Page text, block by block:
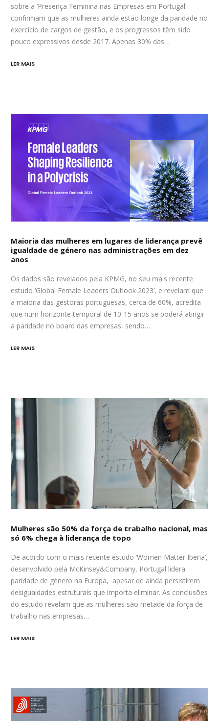
sobre a ‘Presença Feminina nas Empresas em Portugal’
confirmam que as mulheres ainda estão longe da paridade no
exercício de cargos de gestão, e os progressos têm sido
pouco expressivos desde 2017. Apenas 30% das…
LER MAIS
Maioria das mulheres em lugares de liderança prevê
igualdade de género nas administrações em dez
anos
Os dados são revelados pela KPMG, no seu mais recente
estudo ‘Global Female Leaders Outlook 2023’, e revelam que
a maioria das gestoras portuguesas, cerca de 60%, acredita
que num horizonte temporal de 10-15 anos se poderá atingir
a paridade no board das empresas, sendo…
LER MAIS
Mulheres são 50% da força de trabalho nacional, mas
só 6% chega à liderança de topo
De acordo com o mais recente estudo ‘Women Matter Iberia’,
desenvolvido pela McKinsey&Company, Portugal lidera
paridade de género na Europa, apesar de ainda persistirem
desigualdades estruturais que importa eliminar. As conclusões
do estudo revelam que as mulheres são metade da força de
trabalho nas empresas…
LER MAIS